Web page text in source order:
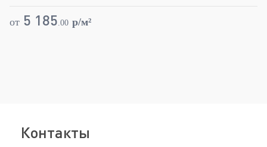
от 5 185 00 p/м²
Контакты